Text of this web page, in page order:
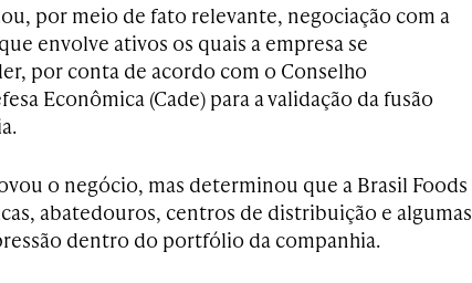
por meio de fato relevante, negociação com a
envolve ativos os quais a empresa se
por conta de acordo com o Conselho
Econômica (Cade) para a validação da fusão
o negócio, mas determinou que a Brasil Foods
abatedouros, centros de distribuição e algumas
dentro do portfólio da companhia.